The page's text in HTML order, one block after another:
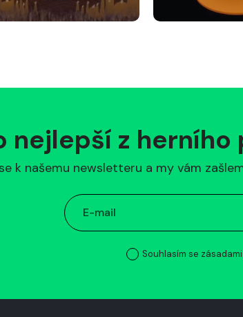
nejlepší z herního
k našemu newsletteru a my vám
Souhlasím se